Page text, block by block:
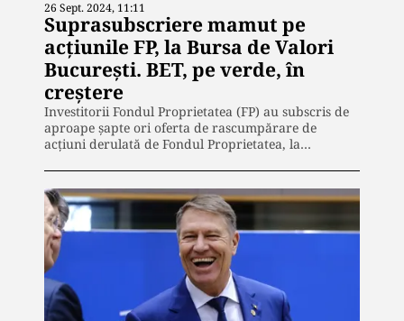
26 Sept. 2024, 11:11
Suprasubscriere mamut pe
acțiunile FP, la Bursa de Valori
București. BET, pe verde, în
creștere
Investitorii Fondul Proprietatea (FP) au subscris de
aproape șapte ori oferta de rascumpărare de
acțiuni derulată de Fondul Proprietatea, la…